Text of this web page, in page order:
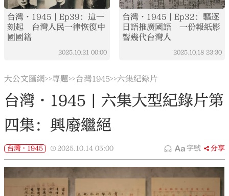
台灣·1945 | Ep39：這一
刻起 台灣人民一律恢復中
國國籍
2025.10.21 00:00
台灣·1945 | Ep32：驅逐
日語推廣國語 一份報紙影
響幾代台灣人
2025.10.18 23:30
大公文匯網>>專題>> 台灣1945>>六集紀錄片
台灣·1945 | 六集大型紀錄片第
四集：興廢繼絕
台灣·1945 2025.10.14 05:00 字號 分享